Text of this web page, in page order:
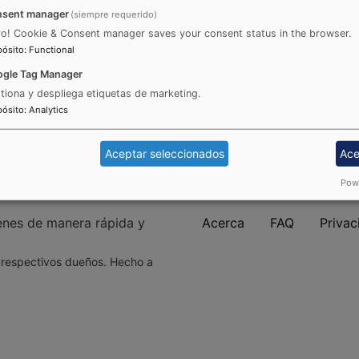
30 días serán eliminadas. Usuarios registrados
inapropiado?
lo más pronto posible. jQuery("#email-
").html('imagebot[at]useronestudio.com')
de manera rápida y
dueños. Hecho a
Pie de página
Acerca FAQ
manager (siempre requerido)
Cookie & Consent manager saves your consent status in the browser.
: Functional
Tag Manager
y despliega etiquetas de marketing.
: Analytics
Aceptar seleccionados